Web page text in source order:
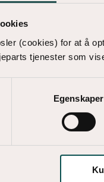
(cookies) for at å
tjenester som
Egenskaper